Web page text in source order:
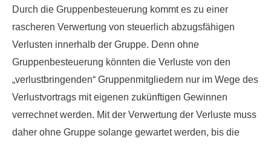
Durch die Gruppenbesteuerung kommt es zu einer
rascheren Verwertung von steuerlich abzugsfähigen
Verlusten innerhalb der Gruppe. Denn ohne
Gruppenbesteuerung könnten die Verluste von den
„verlustbringenden“ Gruppenmitgliedern nur im Wege des
Verlustvortrags mit eigenen zukünftigen Gewinnen
verrechnet werden. Mit der Verwertung der Verluste muss
daher ohne Gruppe solange gewartet werden, bis die